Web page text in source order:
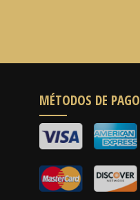
MÉTODOS DE PAGO